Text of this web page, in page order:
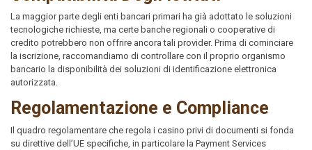
La maggior parte degli enti bancari primari ha già adottato le soluzioni
tecnologiche richieste, ma certe banche regionali o cooperative di
credito potrebbero non offrire ancora tali provider. Prima di cominciare
la iscrizione, raccomandiamo di controllare con il proprio organismo
bancario la disponibilità dei soluzioni di identificazione elettronica
autorizzata.
Regolamentazione e Compliance
Il quadro regolamentare che regola i casino privi di documenti si fonda
su direttive dell’UE specifiche, in particolare la Payment Services